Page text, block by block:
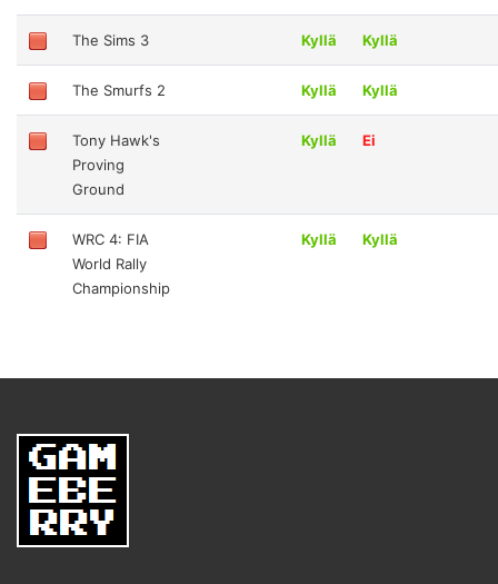
The Sims 3 Kyllä Kyllä
The Smurfs 2 Kyllä Kyllä
Tony Hawk's
Proving
Ground
Kyllä Ei
WRC 4: FIA
World Rally
Championship
Kyllä Kyllä